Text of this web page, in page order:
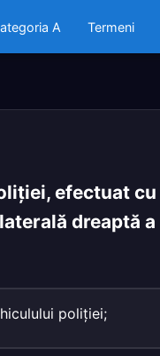
A Termeni
efectuat cu
dreaptă a
poliţiei;